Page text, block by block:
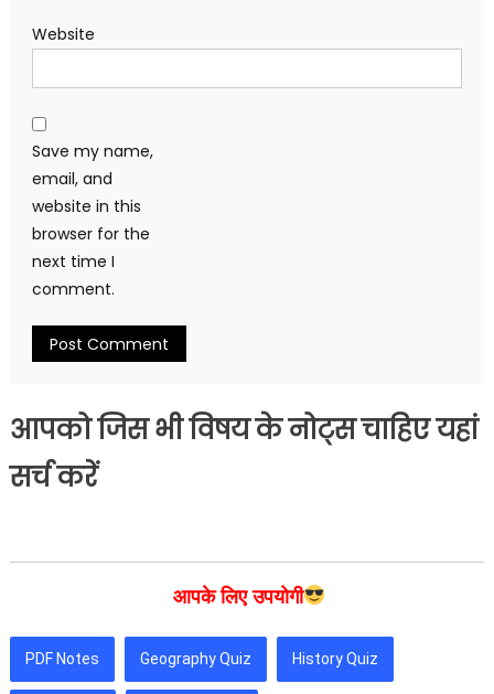
Website
Save my name,
email, and
website in this
browser for the
next time I
comment.
आपको जिस भी विषय के नोट्स चाहिए यहां
सर्च करें
आपके लिए उपयोगी
PDF Notes Geography Quiz History Quiz